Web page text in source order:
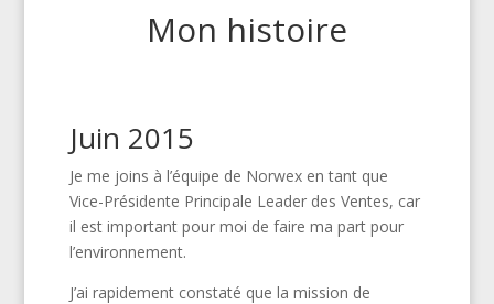
Mon histoire
Juin 2015
Je me joins à l’équipe de Norwex en tant que
Vice-Présidente Principale Leader des Ventes, car
il est important pour moi de faire ma part pour
l’environnement.
J’ai rapidement constaté que la mission de